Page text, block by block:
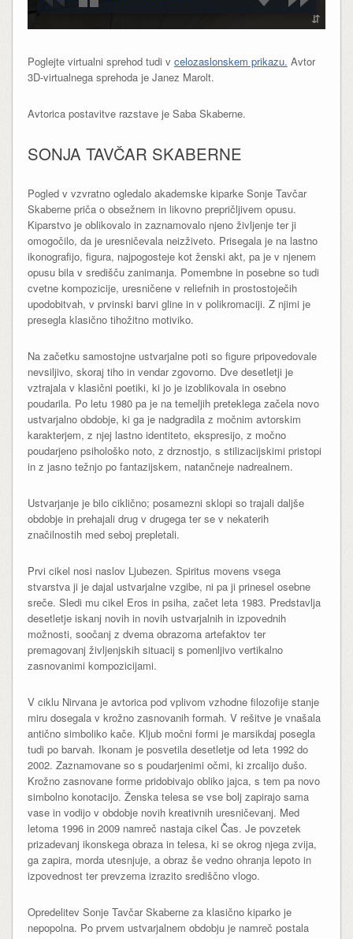
Poglejte virtualni sprehod tudi v celozaslonskem prikazu. Avtor
3D-virtualnega sprehoda je Janez Marolt.
Avtorica postavitve razstave je Saba Skaberne.
SONJA TAVČAR SKABERNE
Pogled v vzvratno ogledalo akademske kiparke Sonje Tavčar
Skaberne priča o obsežnem in likovno prepričljivem opusu.
Kiparstvo je oblikovalo in zaznamovalo njeno življenje ter ji
omogočilo, da je uresničevala neizživeto. Prisegala je na lastno
ikonografijo, figura, najpogosteje kot ženski akt, pa je v njenem
opusu bila v središču zanimanja. Pomembne in posebne so tudi
cvetne kompozicije, uresničene v reliefnih in prostostoječih
upodobitvah, v prvinski barvi gline in v polikromaciji. Z njimi je
presegla klasično tihožitno motiviko.
Na začetku samostojne ustvarjalne poti so figure pripovedovale
nevsiljivo, skoraj tiho in vendar zgovorno. Dve desetletji je
vztrajala v klasični poetiki, ki jo je izoblikovala in osebno
poudarila. Po letu 1980 pa je na temeljih preteklega začela novo
ustvarjalno obdobje, ki ga je nadgradila z močnim avtorskim
karakterjem, z njej lastno identiteto, ekspresijo, z močno
poudarjeno psihološko noto, z drznostjo, s stilizacijskimi pristopi
in z jasno težnjo po fantazijskem, natančneje nadrealnem.
Ustvarjanje je bilo ciklično; posamezni sklopi so trajali daljše
obdobje in prehajali drug v drugega ter se v nekaterih
značilnostih med seboj prepletali.
Prvi cikel nosi naslov Ljubezen. Spiritus movens vsega
stvarstva ji je dajal ustvarjalne vzgibe, ni pa ji prinesel osebne
sreče. Sledi mu cikel Eros in psiha, začet leta 1983. Predstavlja
desetletje iskanj novih in novih ustvarjalnih in izpovednih
možnosti, soočanj z dvema obrazoma artefaktov ter
premagovanj življenjskih situacij s pomenljivo vertikalno
zasnovanimi kompozicijami.
V ciklu Nirvana je avtorica pod vplivom vzhodne filozofije stanje
miru dosegala v krožno zasnovanih formah. V rešitve je vnašala
antično simboliko kače. Kljub močni formi je marsikdaj posegla
tudi po barvah. Ikonam je posvetila desetletje od leta 1992 do
2002. Zaznamovane so s poudarjenimi očmi, ki zrcalijo dušo.
Krožno zasnovane forme pridobivajo obliko jajca, s tem pa novo
simbolno konotacijo. Ženska telesa se vse bolj zapirajo sama
vase in vodijo v obdobje novih kreativnih uresničevanj. Med
letoma 1996 in 2009 namreč nastaja cikel Čas. Je povzetek
prizadevanj ikonskega obraza in telesa, ki se okrog njega zvija,
ga zapira, morda utesnjuje, a obraz še vedno ohranja lepoto in
izpovednost ter prevzema izrazito središčno vlogo.
Opredelitev Sonje Tavčar Skaberne za klasično kiparko je
nepopolna. Po prvem ustvarjalnem obdobju je namreč postala